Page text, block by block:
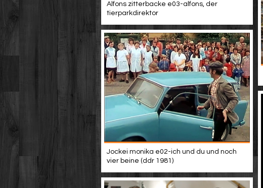
Alfons zitterbacke e03-alfons, der
tierparkdirektor
Jockei monika e02-ich und du und noch
vier beine (ddr 1981)